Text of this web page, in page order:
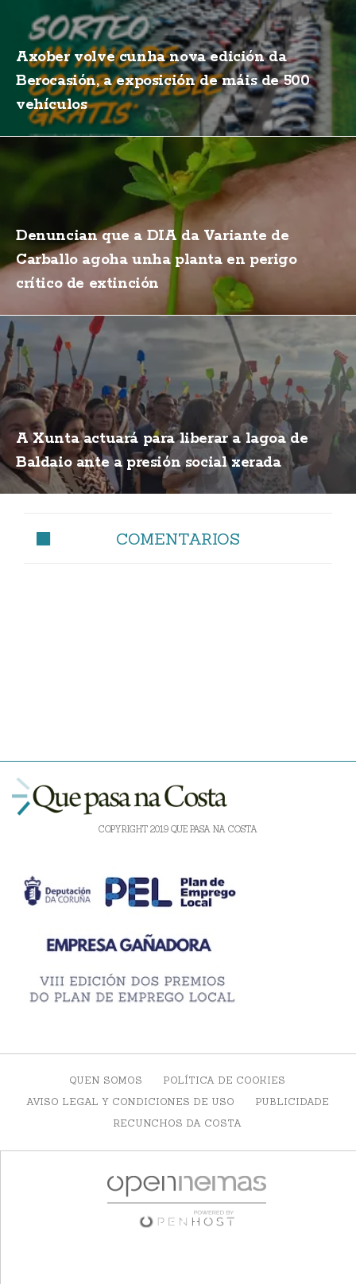
Axober volve cunha nova edición da
Berocasión, a exposición de máis de 500
vehículos
Denuncian que a DIA da Variante de
Carballo agoha unha planta en perigo
crítico de extinción
A Xunta actuará para liberar a lagoa de
Baldaio ante a presión social xerada
COMENTARIOS
COPYRIGHT 2019 QUE PASA NA COSTA
QUEN SOMOS
POLÍTICA DE COOKIES
AVISO LEGAL Y CONDICIONES DE USO
PUBLICIDADE
RECUNCHOS DA COSTA